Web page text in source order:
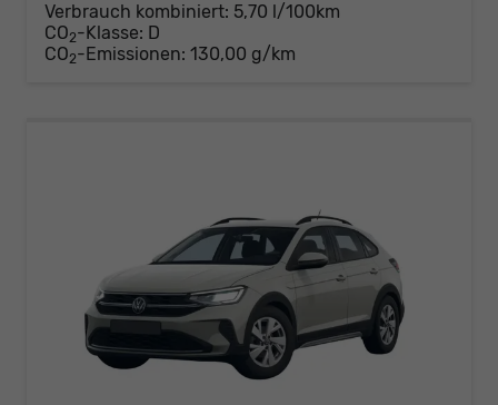
Verbrauch kombiniert: 5,70 l/100km
CO2-Klasse: D
CO2-Emissionen: 130,00 g/km